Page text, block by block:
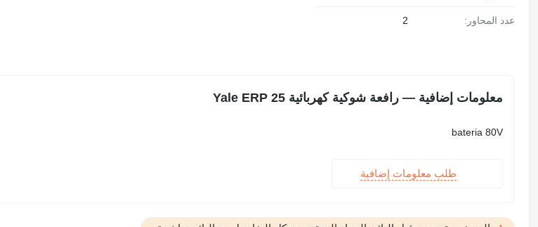
عدد المحاور: 2
معلومات إضافية — رافعة شوكية كهربائية Yale ERP 25
bateria 80V
طلب معلومات إضافية